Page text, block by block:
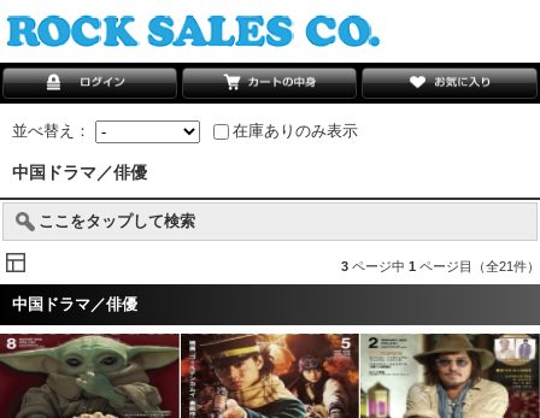
並べ替え： 在庫ありのみ表示
中国ドラマ／俳優
ここをタップして検索
3 ページ中 1 ページ目（全21件）
中国ドラマ／俳優